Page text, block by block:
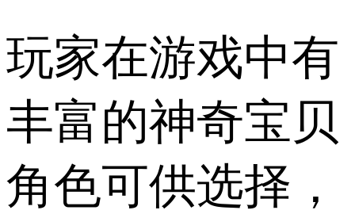
玩家在游戏中有
丰富的神奇宝贝
角色可供选择，